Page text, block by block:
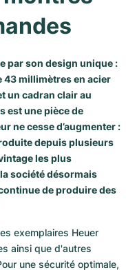
par son design unique :
millimètres en acier
un cadran clair au
est une pièce de
ne cesse d’augmenter :
depuis plusieurs
les plus
société désormais
de produire des
exemplaires Heuer
ainsi que d'autres
une sécurité optimale,